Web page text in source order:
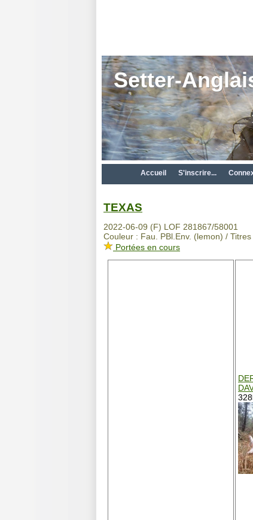
Setter-
Accueil S'inscrire...
TEXAS
2022-06-09 (F) LOF 281867/58001
Couleur : Fau. PBl.Env. (lemon) / Titres
Portées en cours